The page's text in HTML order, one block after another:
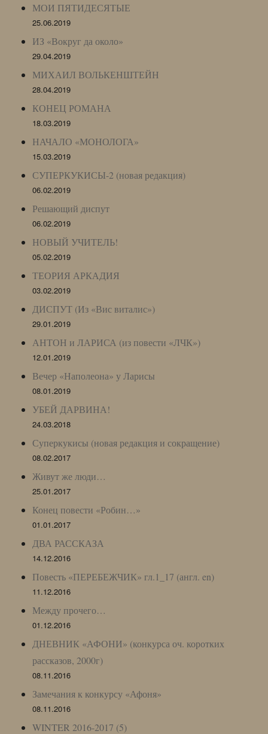
МОИ ПЯТИДЕСЯТЫЕ
25.06.2019
ИЗ «Вокруг да около»
29.04.2019
МИХАИЛ ВОЛЬКЕНШТЕЙН
28.04.2019
КОНЕЦ РОМАНА
18.03.2019
НАЧАЛО «МОНОЛОГА»
15.03.2019
СУПЕРКУКИСЫ-2 (новая редакция)
06.02.2019
Решающий диспут
06.02.2019
НОВЫЙ УЧИТЕЛЬ!
05.02.2019
ТЕОРИЯ АРКАДИЯ
03.02.2019
ДИСПУТ (Из «Вис виталис»)
29.01.2019
АНТОН и ЛАРИСА (из повести «ЛЧК»)
12.01.2019
Вечер «Наполеона» у Ларисы
08.01.2019
УБЕЙ ДАРВИНА!
24.03.2018
Суперкукисы (новая редакция и сокращение)
08.02.2017
Живут же люди…
25.01.2017
Конец повести «Робин…»
01.01.2017
ДВА РАССКАЗА
14.12.2016
Повесть «ПЕРЕБЕЖЧИК» гл.1_17 (англ. en)
11.12.2016
Между прочего…
01.12.2016
ДНЕВНИК «АФОНИ» (конкурса оч. коротких
рассказов, 2000г)
08.11.2016
Замечания к конкурсу «Афоня»
08.11.2016
WINTER 2016-2017 (5)